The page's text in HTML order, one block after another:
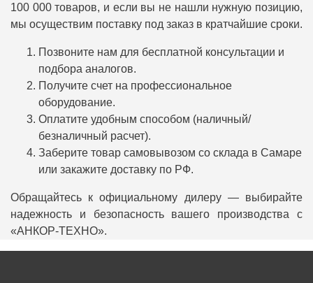
100 000 товаров, и если вы не нашли нужную позицию,
мы осуществим поставку под заказ в кратчайшие сроки.
Позвоните нам для бесплатной консультации и
подбора аналогов.
Получите счет на профессиональное
оборудование.
Оплатите удобным способом (наличный/
безналичный расчет).
Заберите товар самовывозом со склада в Самаре
или закажите доставку по РФ.
Обращайтесь к официальному дилеру — выбирайте
надежность и безопасность вашего производства с
«АНКОР-ТЕХНО».